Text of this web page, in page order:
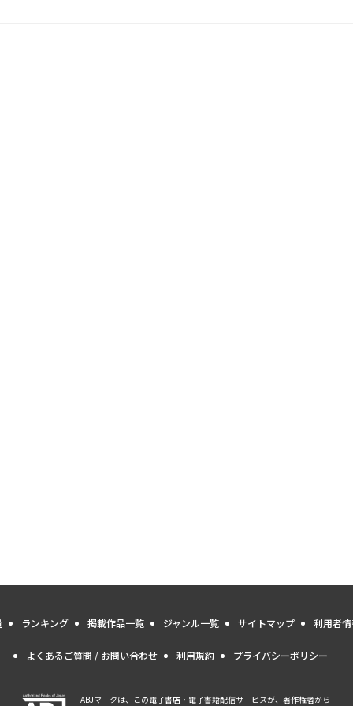
ランキング 掲載作品一覧 ジャンル一覧 サイトマップ 利用者
よくあるご質問 / お問い合わせ 利用規約 プライバシーポリシー
ABJマークは、この電子書店・電子書籍配信サービスが、著作権者から